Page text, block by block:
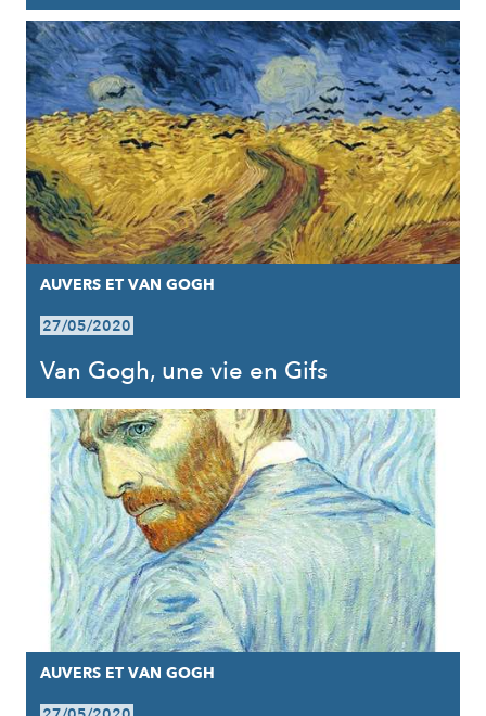
AUVERS ET VAN GOGH
27/05/2020
Van Gogh, une vie en Gifs
AUVERS ET VAN GOGH